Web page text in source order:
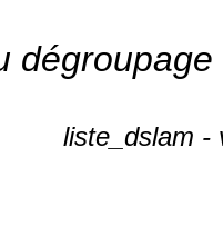
liste_dslam -